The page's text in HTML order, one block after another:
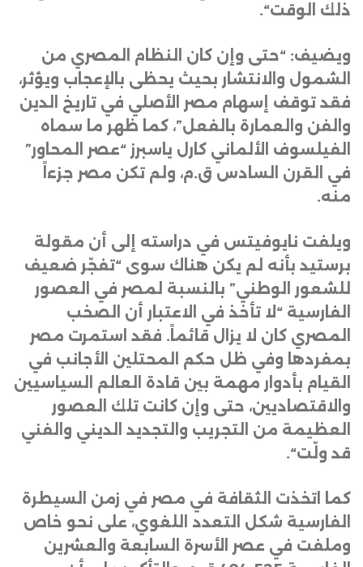
ذلك الوقت“.
ويضيف: “حتى وإن كان النظام المصري من
الشمول والانتشار بحيث يحظى بالإعجاب ويؤثر،
فقد توقف إسهام مصر الأصلي في تاريخ الدين
والفن والعمارة بالفعل”، كما ظهر ما سماه
الفيلسوف الألماني كارل ياسبرز “عصر المحاور”
في القرن السادس ق.م، ولم تكن مصر جزءاً
منه.
ويلفت نايوفيتس في دراسته إلى أن مقولة
برستيد بأنه لم يكن هناك سوى “تفجّر ضعيف
للشعور الوطني” بالنسبة لمصر في العصور
الفارسية “لا تأخذ في الاعتبار أن الصخب
المصري كان لا يزال قائماً. فقد استمرت مصر
بمفردها وفي ظل حكم المحتلين الأجانب في
القيام بأدوار مهمة بين قادة العالم السياسيين
والاقتصاديين، حتى وإن كانت تلك العصور
العظيمة من التجريب والتجديد الديني والفني
قد ولّت“.
كما اتخذت الثقافة في مصر في زمن السيطرة
الفارسية شكل التعدد اللغوي، على نحو خاص
وملفت في عصر الأسرة السابعة والعشرين